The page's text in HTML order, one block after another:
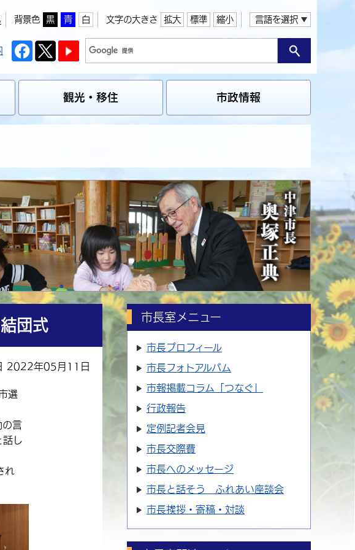
背景色 黒 青 白 文字の大きさ 拡大 標準 縮小 言語を選択
観光・移住 市政情報
団式
2022年05月11日
選
の言
話し
れ
市長室メニュー
市長プロフィール
市長フォトアルバム
市報掲載コラム「つなぐ」
行政報告
定例記者会見
市長交際費
市長へのメッセージ
市長と話そう ふれあい座談会
市長挨拶・寄稿・対談